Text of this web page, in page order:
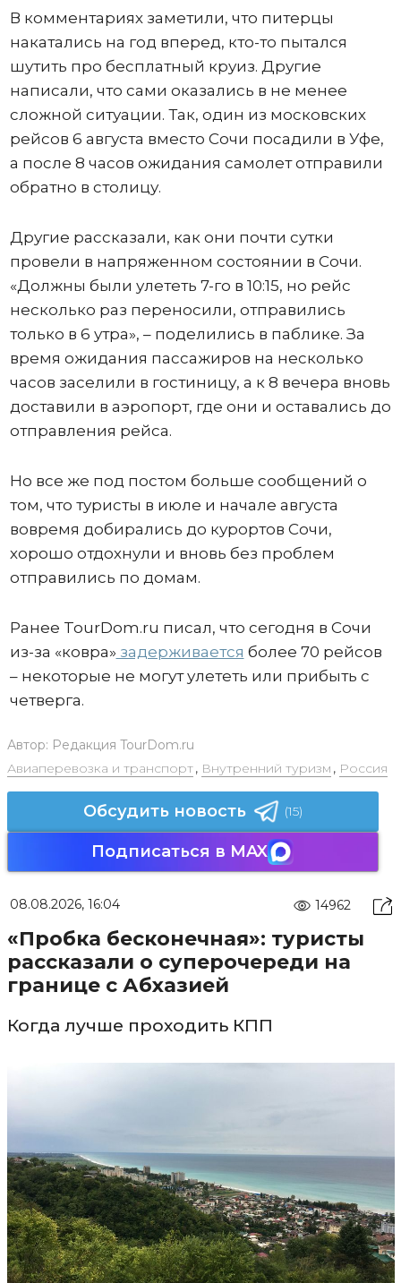
В комментариях заметили, что питерцы
накатались на год вперед, кто-то пытался
шутить про бесплатный круиз. Другие
написали, что сами оказались в не менее
сложной ситуации. Так, один из московских
рейсов 6 августа вместо Сочи посадили в Уфе,
а после 8 часов ожидания самолет отправили
обратно в столицу.
Другие рассказали, как они почти сутки
провели в напряженном состоянии в Сочи.
«Должны были улететь 7-го в 10:15, но рейс
несколько раз переносили, отправились
только в 6 утра», – поделились в паблике. За
время ожидания пассажиров на несколько
часов заселили в гостиницу, а к 8 вечера вновь
доставили в аэропорт, где они и оставались до
отправления рейса.
Но все же под постом больше сообщений о
том, что туристы в июле и начале августа
вовремя добирались до курортов Сочи,
хорошо отдохнули и вновь без проблем
отправились по домам.
Ранее TourDom.ru писал, что сегодня в Сочи
из-за «ковра» задерживается более 70 рейсов
– некоторые не могут улететь или прибыть с
четверга.
Автор: Редакция TourDom.ru
Авиаперевозка и транспорт, Внутренний туризм , Россия
Обсудить новость (15)
Подписаться в MAX
08.08.2026, 16:04 14962
«Пробка бесконечная»: туристы
рассказали о суперочереди на
границе с Абхазией
Когда лучше проходить КПП